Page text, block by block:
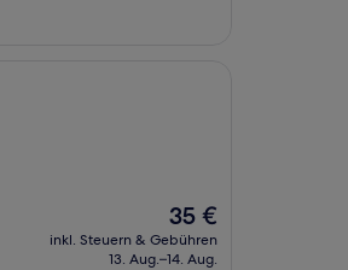
Der
Preis
beträgt
35 €
inkl. Steuern & Gebühren
13. Aug.–14. Aug.